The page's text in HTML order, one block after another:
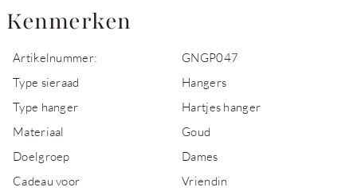
Kenmerken
Artikelnummer:
GNGP047
Type sieraad
Hangers
Type hanger
Hartjes hanger
Materiaal
Goud
Doelgroep
Dames
Cadeau voor
Vriendin